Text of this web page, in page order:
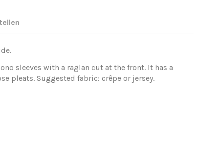
sleeves with a raglan cut at the front. It has a
pleats. Suggested fabric: crêpe or jersey.